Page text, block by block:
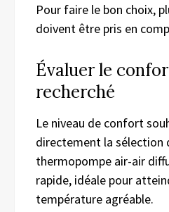
Pour faire le bon choix,
doivent être pris en
Évaluer le
recherché
Le niveau de confort
directement la sélection
thermopompe air-air
rapide, idéale pour
température agréable.